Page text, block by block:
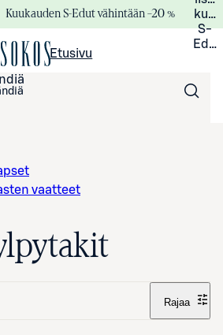
Kuukauden S-Edut vähintään –20 %
S-
Etusivu
vaatteet
Rajaa